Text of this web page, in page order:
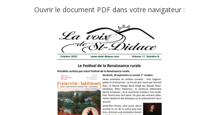
Ouvrir le document PDF dans votre navigateur :